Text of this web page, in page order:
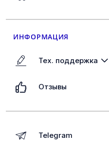
ИНФОРМАЦИЯ
Тех. поддержка
Отзывы
Telegram